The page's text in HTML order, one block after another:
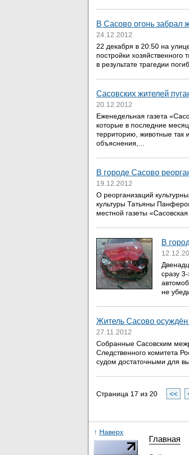
В Сасово огонь забрал
24.12.2012
22 декабря в 20:50 на
постройки
в результате трагедии
Сасовских жителей
20.12.2012
Еженедельная газета
которые в последние
территорию, животные так
объяснения,...
В городе Сасово
19.12.2012
О реорганизаций
культуры Татьяны
местной газеты
В
сразу
не
Житель Сасово осуждён
27.11.2012
Собранные Сасовским
Следственного комитета
судом достаточными для
Страница 17 из 20 <<
↑ Наверх
Главная